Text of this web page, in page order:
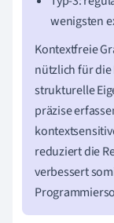
wenigsten
Kontextfreie
nützlich für
strukturelle
präzise
reduziert die
verbessert